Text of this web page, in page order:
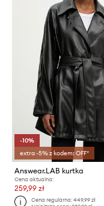
-10%
extra -5% z kodem: OFF*
Answear.LAB kurtka
Cena aktualna:
259,99 zł
Cena regularna:449,99 zł